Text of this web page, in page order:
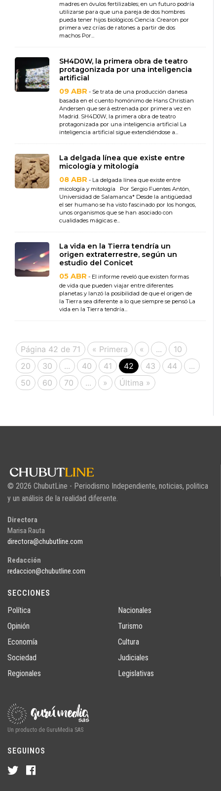
madres en óvulos fertilizables; en un futuro podría
utilizarse para que una pareja de dos hombres
pueda tener hijos biológicos Ciencia: Crearon por
primera vez crías de ratones a partir de dos
machos Por...
SH4D0W, la primera obra de teatro
protagonizada por una inteligencia
artificial
09 ABR - Se trata de una producción danesa
basada en el cuento homónimo de Hans Christian
Andersen que será estrenada por primera vez en
Madrid. SH4D0W, la primera obra de teatro
protagonizada por una inteligencia artificial La
inteligencia artificial sigue extendiéndose a...
La delgada línea que existe entre
micología y mitología
08 ABR - La delgada línea que existe entre
micología y mitología Por Sergio Fuentes Antón,
Universidad de Salamanca* Desde la antigüedad
el ser humano se ha visto fascinado por los hongos,
unos organismos que se han asociado con
cualidades mágicas e...
La vida en la Tierra tendría un
origen extraterrestre, según un
estudio del Conicet
05 ABR - El informe reveló que existen formas
de vida que pueden viajar entre diferentes
planetas y lanzó la posibilidad de que el origen de
la Tierra sea diferente a lo que siempre se pensó La
vida en la Tierra tendría...
Página 42 de 71 « Primera « ...
10
20
30 ... 40 41 42 43 44
...
50
60 70 ... » Última »
© 2026 ChubutLine - Periodismo Independiente, noticias, politica
y un análisis de la realidad diferente.
Directora
Marisa Rauta
directora@chubutline.com
Redacción
redaccion@chubutline.com
SECCIONES
Política
Opinión
Economía
Sociedad
Regionales
Nacionales
Turismo
Cultura
Judiciales
Legislativas
Un producto de GuruMedia SAS
SEGUINOS